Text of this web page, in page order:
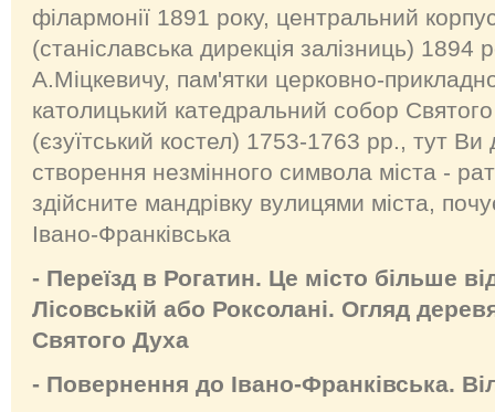
філармонії 1891 року, центральний
(станіславська дирекція залізниць) 1894
А.Міцкевичу, пам'ятки церковно-
католицький катедральний собор
(єзуїтський костел) 1753-1763 рр., тут Ви
створення незмінного символа міста -
здійсните мандрівку вулицями міста,
Івано-Франківська
- Переїзд в Рогатин. Це місто більше
Лісовській або Роксолані. Огляд
Святого Духа
- Повернення до Івано-Франківська.